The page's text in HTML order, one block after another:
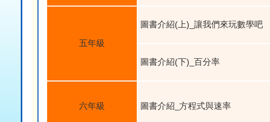
五年級
圖書介紹(上)_讓我們來玩數學吧
圖書介紹(下)_百分率
六年級 圖書介紹 _方程式與速率